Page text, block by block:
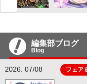
編集部ブログ
Blog
2026. 07/08 フェア